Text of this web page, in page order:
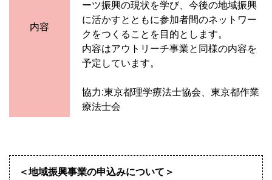
内容
ーツ振興の現状を学び、今後の地域振興
に活かすとともに参加者間のネットワー
クをつくることを目的とします。
内容はアウトリーチ事業と同様の内容を
予定しています。
協力:東京都理学療法士協会、東京都作業
療法士会
＜地域振興事業の申込みについて＞